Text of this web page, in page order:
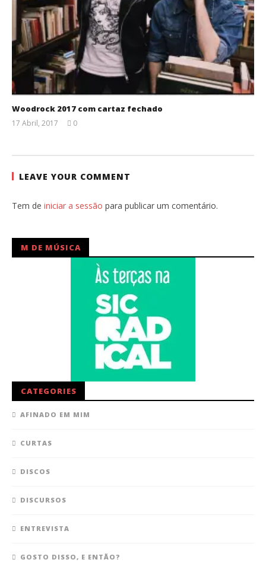
Woodrock 2017 com cartaz fechado
17 Abril, 2017
0
LEAVE YOUR COMMENT
Tem de iniciar a sessão para publicar um comentário.
M DE MÚSICA
CATEGORIES
AFINADO EM MIM
CURTAS
DISCOS
DISCURSOS
ENTREVISTA
GOSTO DISSO, E ENTÃO?